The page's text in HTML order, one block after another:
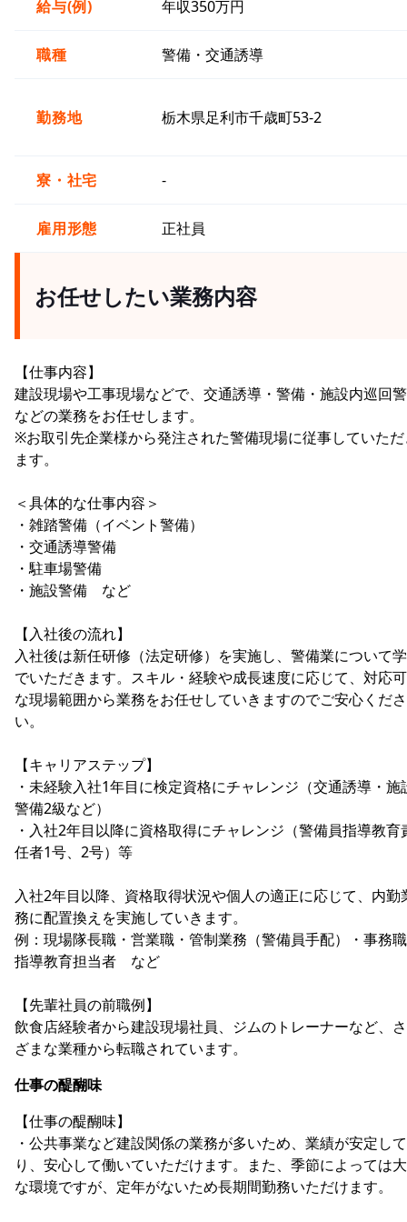
給与(例) 年収350万円
職種 警備・交通誘導
勤務地 栃木県足利市千歳町53-2
寮・社宅 -
雇用形態 正社員
お任せしたい業務内容
【仕事内容】
建設現場や工事現場などで、交通誘導・警備・施設内巡回
などの業務をお任せします。
※お取引先企業様から発注された警備現場に従事していた
ます。
＜具体的な仕事内容＞
・雑踏警備（イベント警備）
・交通誘導警備
・駐車場警備
・施設警備 など
【入社後の流れ】
入社後は新任研修（法定研修）を実施し、警備業について
でいただきます。スキル・経験や成長速度に応じて、対応
な現場範囲から業務をお任せしていきますのでご安心くださ
い。
【キャリアステップ】
・未経験入社1年目に検定資格にチャレンジ（交通誘導・施
警備2級など）
・入社2年目以降に資格取得にチャレンジ（警備員指導教育
任者1号、2号）等
入社2年目以降、資格取得状況や個人の適正に応じて、内勤
務に配置換えを実施していきます。
例：現場隊長職・営業職・管制業務（警備員手配）・事務
指導教育担当者 など
【先輩社員の前職例】
飲食店経験者から建設現場社員、ジムのトレーナーなど、
ざまな業種から転職されています。
仕事の醍醐味
【仕事の醍醐味】
・公共事業など建設関係の業務が多いため、業績が安定し
り、安心して働いていただけます。また、季節によっては
な環境ですが、定年がないため長期間勤務いただけます。